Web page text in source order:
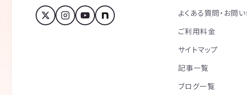
よくある質問・お問
ご利用料金
サイトマップ
記事一覧
ブログ一覧